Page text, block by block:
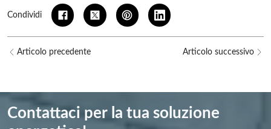
Condividi
Articolo precedente Articolo successivo
Contattaci per la tua soluzione